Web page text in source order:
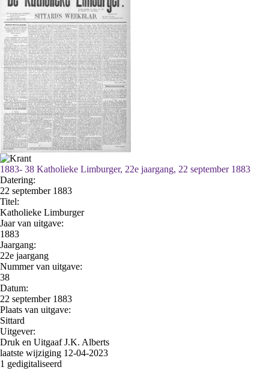
1883- 38 Katholieke Limburger, 22e jaargang, 22 september 1883
Datering:
22 september 1883
Titel:
Katholieke Limburger
Jaar van uitgave:
1883
Jaargang:
22e jaargang
Nummer van uitgave:
38
Datum:
22 september 1883
Plaats van uitgave:
Sittard
Uitgever:
Druk en Uitgaaf J.K. Alberts
laatste wijziging 12-04-2023
1 gedigitaliseerd